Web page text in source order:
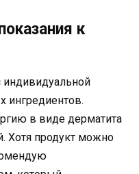
к
ингредиентов.
в виде дерматита
Хотя продукт можно